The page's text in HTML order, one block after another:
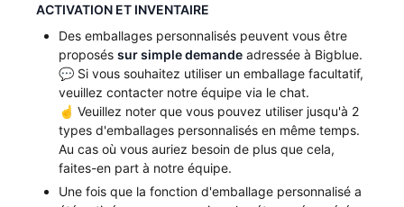
ACTIVATION ET INVENTAIRE
Des emballages personnalisés peuvent vous être
proposéssur simple demande adressée à Bigblue.
💬 Si vous souhaitez utiliser un emballage facultatif,
veuillez contacter notre équipe via le chat.
☝️ Veuillez noter que vous pouvez utiliser jusqu'à 2
types d'emballages personnalisés en même temps.
Au cas où vous auriez besoin de plus que cela,
faites-en part à notre équipe.
Une fois que la fonction d'emballage personnalisé a